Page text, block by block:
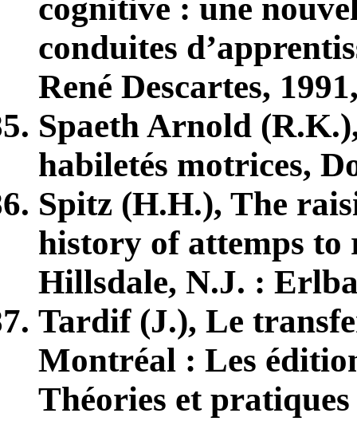
cognitive : une
conduites
René Descartes,
Spaeth Arnold
habiletés motrices,
Spitz (H.H.), The
history of attemps to
Hillsdale, N.J. :
Tardif (J.), Le
Montréal : Les
Théories et pratiques